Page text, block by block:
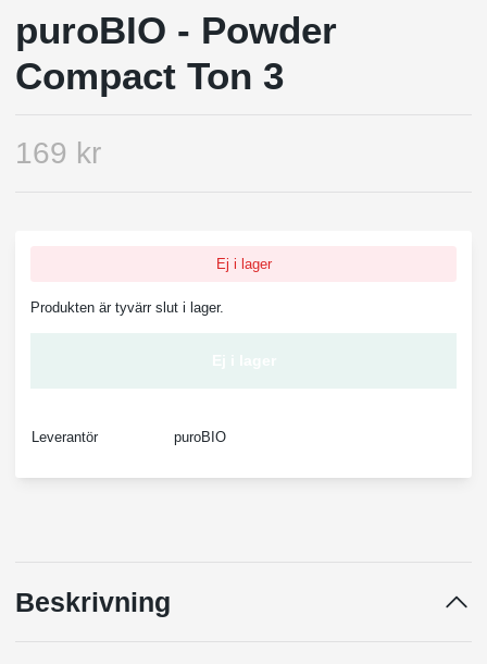
puroBIO - Powder
Compact Ton 3
169 kr
Ej i lager
Produkten är tyvärr slut i lager.
Leverantör puroBIO
Beskrivning